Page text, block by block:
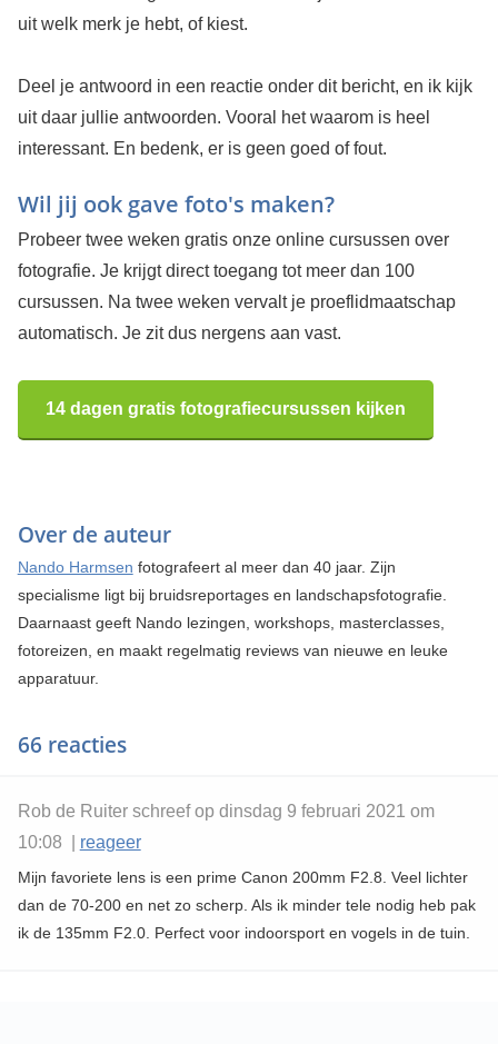
uit welk merk je hebt, of kiest.
Deel je antwoord in een reactie onder dit bericht, en ik kijk
uit daar jullie antwoorden. Vooral het waarom is heel
interessant. En bedenk, er is geen goed of fout.
Wil jij ook gave foto's maken?
Probeer twee weken gratis onze online cursussen over
fotografie. Je krijgt direct toegang tot meer dan 100
cursussen. Na twee weken vervalt je proeflidmaatschap
automatisch. Je zit dus nergens aan vast.
14 dagen gratis fotografiecursussen kijken
Over de auteur
Nando Harmsen fotografeert al meer dan 40 jaar. Zijn
specialisme ligt bij bruidsreportages en landschapsfotografie.
Daarnaast geeft Nando lezingen, workshops, masterclasses,
fotoreizen, en maakt regelmatig reviews van nieuwe en leuke
apparatuur.
66 reacties
Rob de Ruiter schreef op dinsdag 9 februari 2021 om
10:08 | reageer
Mijn favoriete lens is een prime Canon 200mm F2.8. Veel lichter
dan de 70-200 en net zo scherp. Als ik minder tele nodig heb pak
ik de 135mm F2.0. Perfect voor indoorsport en vogels in de tuin.